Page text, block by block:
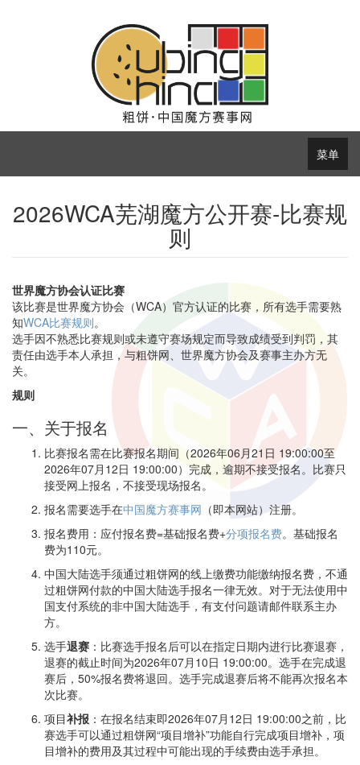
菜单
2026WCA芜湖魔方公开赛-比赛规
则
世界魔方协会认证比赛
该比赛是世界魔方协会（WCA）官方认证的比赛，所有选手需要熟
知WCA比赛规则。
选手因不熟悉比赛规则或未遵守赛场规定而导致成绩受到判罚，其
责任由选手本人承担，与粗饼网、世界魔方协会及赛事主办方无
关。
规则
一、关于报名
比赛报名需在比赛报名期间（2026年06月21日 19:00:00至
2026年07月12日 19:00:00）完成，逾期不接受报名。比赛只
接受网上报名，不接受现场报名。
报名需要选手在中国魔方赛事网 （即本网站）注册。
报名费用：应付报名费=基础报名费+分项报名费。基础报名
费为110元。
中国大陆选手须通过粗饼网的线上缴费功能缴纳报名费，不通
过粗饼网付款的中国大陆选手报名一律无效。对于无法使用中
国支付系统的非中国大陆选手，有支付问题请邮件联系主办
方。
选手退赛 ：比赛选手报名后可以在指定日期内进行比赛退赛，
退赛的截止时间为2026年07月10日 19:00:00。选手在完成退
赛后，50%报名费将退回。选手完成退赛后将不能再次报名本
次比赛。
项目补报 ：在报名结束即2026年07月12日 19:00:00之前，比
赛选手可以通过粗饼网“项目增补”功能自行完成项目增补，项
目增补的费用及其过程中可能出现的手续费由选手承担。